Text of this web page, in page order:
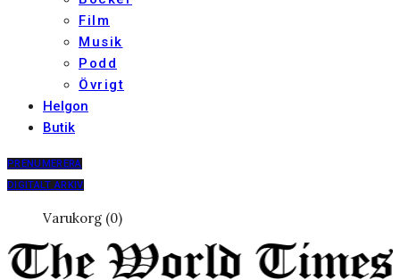
Film
Musik
Podd
Övrigt
Helgon
Butik
PRENUMERERA
DIGITALT ARKIV
Varukorg (0)